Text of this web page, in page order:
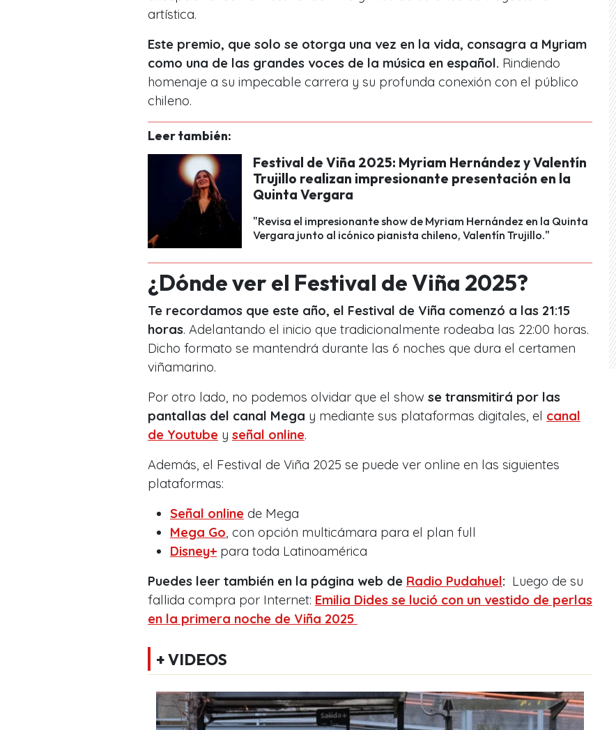
artística.
Este premio, que solo se otorga una vez en la vida, consagra a Myriam
como una de las grandes voces de la música en español. Rindiendo
homenaje a su impecable carrera y su profunda conexión con el público
chileno.
Leer también:
Festival de Viña 2025: Myriam Hernández y Valentín
Trujillo realizan impresionante presentación en la
Quinta Vergara
"Revisa el impresionante show de Myriam Hernández en la Quinta
Vergara junto al icónico pianista chileno, Valentín Trujillo."
¿Dónde ver el Festival de Viña 2025?
Te recordamos que este año, el Festival de Viña comenzó a las 21:15
horas. Adelantando el inicio que tradicionalmente rodeaba las 22:00 horas.
Dicho formato se mantendrá durante las 6 noches que dura el certamen
viñamarino.
Por otro lado, no podemos olvidar que el show se transmitirá por las
pantallas del canal Mega y mediante sus plataformas digitales, el canal
de Youtube y señal online.
Además, el Festival de Viña 2025 se puede ver online en las siguientes
plataformas:
Señal online de Mega
Mega Go, con opción multicámara para el plan full
Disney+para toda Latinoamérica
Puedes leer también en la página web de Radio Pudahuel: Luego de su
fallida compra por Internet: Emilia Dides se lució con un vestido de perlas
en la primera noche de Viña 2025
+ VIDEOS